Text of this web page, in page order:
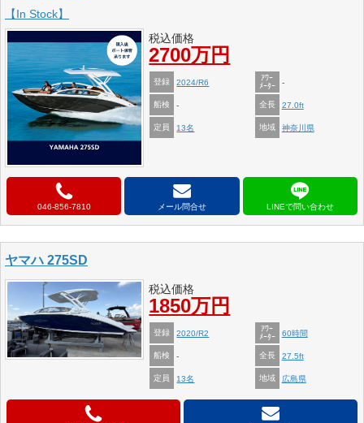
【In Stock】
税込価格
2700万円
登録 2024/R6
ｱﾜｰ
ﾒｰﾀｰ
-
船検 - 全長 27.0ft
定員 13名 地域 神奈川県
046-856-7810 メール問合せ
ヤマハ 275SD
税込価格
1850万円
登録 2020/R2
ｱﾜｰ
ﾒｰﾀｰ
60時間
船検 - 全長 27.5ft
定員 13名 地域 広島県